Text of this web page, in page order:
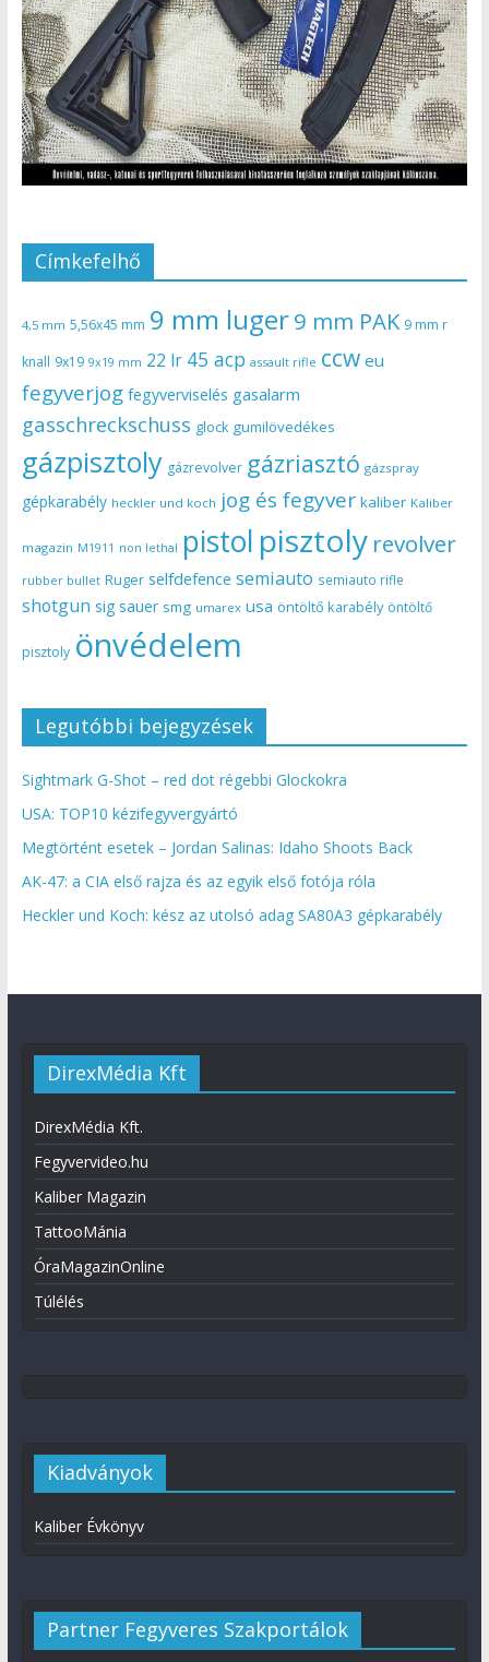
Címkefelhő
4,5 mm 5,56x45 mm 9 mm luger9 mm PAK 9 mm r
knall 9x19 9x19 mm 22 lr 45 acp assault rifle ccw eu
fegyverjog fegyverviselés gasalarm
gasschreckschuss glock gumilövedékes
gázpisztoly gázrevolver gázriasztó gázspray
gépkarabély heckler und koch jog és fegyver kaliber Kaliber
magazin M1911 non lethal pistol pisztoly revolver
rubber bullet Ruger selfdefence semiauto semiauto rifle
shotgun sig sauer smg umarex usa öntöltő karabély öntöltő
pisztoly önvédelem
Legutóbbi bejegyzések
Sightmark G-Shot – red dot régebbi Glockokra
USA: TOP10 kézifegyvergyártó
Megtörtént esetek – Jordan Salinas: Idaho Shoots Back
AK-47: a CIA első rajza és az egyik első fotója róla
Heckler und Koch: kész az utolsó adag SA80A3 gépkarabély
DirexMédia Kft
DirexMédia Kft.
Fegyvervideo.hu
Kaliber Magazin
TattooMánia
ÓraMagazinOnline
Túlélés
Kiadványok
Kaliber Évkönyv
Partner Fegyveres Szakportálok